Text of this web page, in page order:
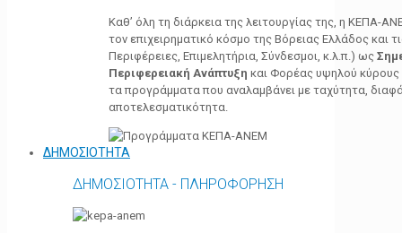
Καθ’ όλη τη διάρκεια της λειτουργίας της, η ΚΕΠΑ-
τον επιχειρηματικό κόσμο της Βόρειας Ελλάδος και
Περιφέρειες, Επιμελητήρια, Σύνδεσμοι, κ.λ.π.) ως
Περιφερειακή Ανάπτυξη και Φορέας υψηλού κύρους
τα προγράμματα που αναλαμβάνει με ταχύτητα,
αποτελεσματικότητα.
ΔΗΜΟΣΙΟΤΗΤΑ
ΔΗΜΟΣΙΟΤΗΤΑ - ΠΛΗΡΟΦΟΡΗΣΗ